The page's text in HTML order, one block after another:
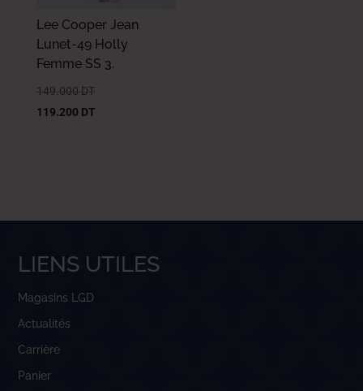
Lee Cooper Jean
Lunet-49 Holly
Femme SS 3.
149.000 DT
119.200 DT
LIENS UTILES
Magasins LGD
Actualités
Carrière
Panier